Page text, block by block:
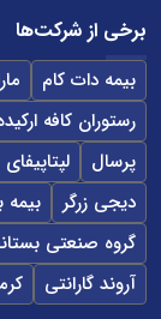
برخی از شرکت‌ها
بیمه دات کام
رستوران کافه
پرسال
لپتاپیفای
دیجی زرگر
بیمه
گروه صنعتی
آروند گارانتی